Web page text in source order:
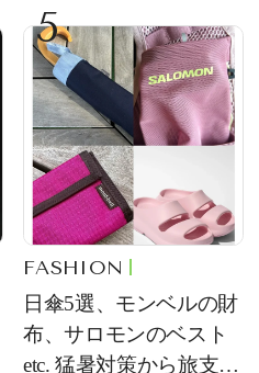
ム
5
FASHION
日傘5選、モンベルの財
布、サロモンのベスト
etc. 猛暑対策から旅支度